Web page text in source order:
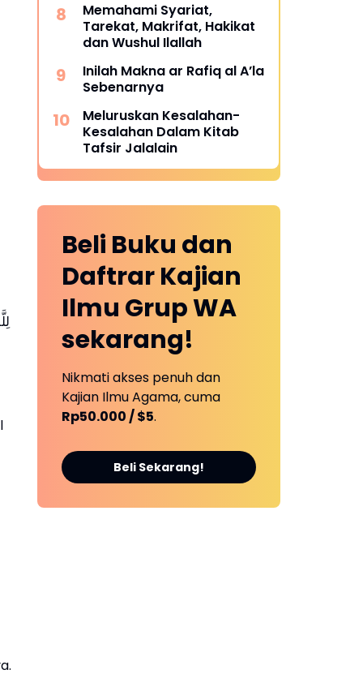
Memahami Syariat,
Tarekat, Makrifat, Hakikat
dan Wushul Ilallah
Inilah Makna ar Rafiq al A’la
Sebenarnya
Meluruskan Kesalahan-
Kesalahan Dalam Kitab
Tafsir Jalalain
Beli Buku dan
Daftrar Kajian
Ilmu Grup WA
sekarang!
Nikmati akses penuh dan
Kajian Ilmu Agama, cuma
Rp50.000 / $5.
Beli Sekarang!